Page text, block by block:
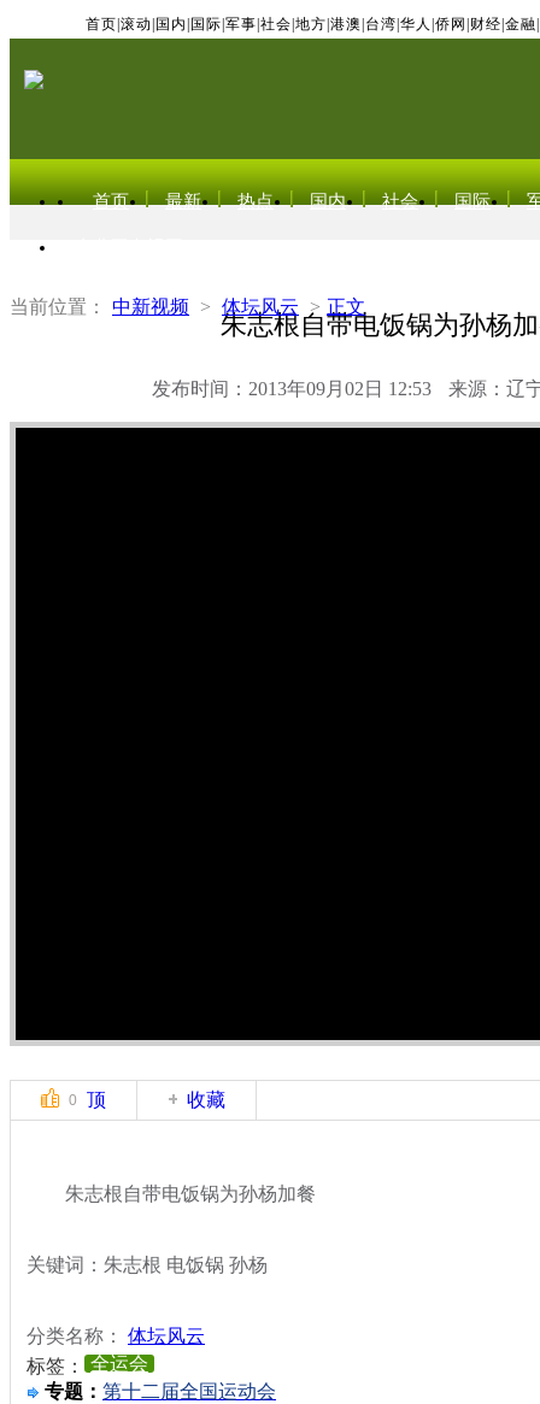
首页 滚动 国内 国际 军事 社会 地方 港澳 台湾 华人 侨网 财经 金融
首页 最新 热点 国内 社会 国际
当前位置： 中新视频 > 体坛风云 > 正文
朱志根自带电饭锅为孙杨
发布时间：2013年09月02日 12:53 来源：辽
0 顶 收藏
朱志根自带电饭锅为孙杨加餐
关键词：朱志根 电饭锅 孙杨
分类名称： 体坛风云
标签：
全运会
专题： 第十二届全国运动会